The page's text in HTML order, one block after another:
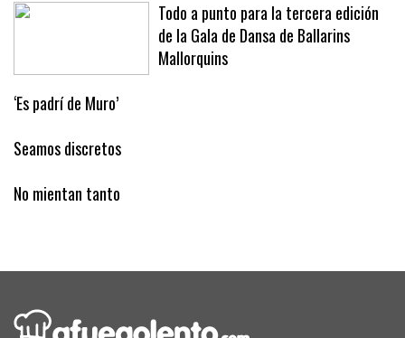
Todo a punto para la tercera edición
de la Gala de Dansa de Ballarins
Mallorquins
‘Es padrí de Muro’
Seamos discretos
No mientan tanto